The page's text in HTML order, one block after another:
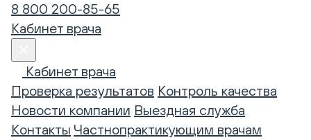
8 800 200-85-65
Кабинет врача
Кабинет врача
Проверка результатов Контроль качества
Новости компании Выездная служба
Контакты Частнопрактикующим врачам